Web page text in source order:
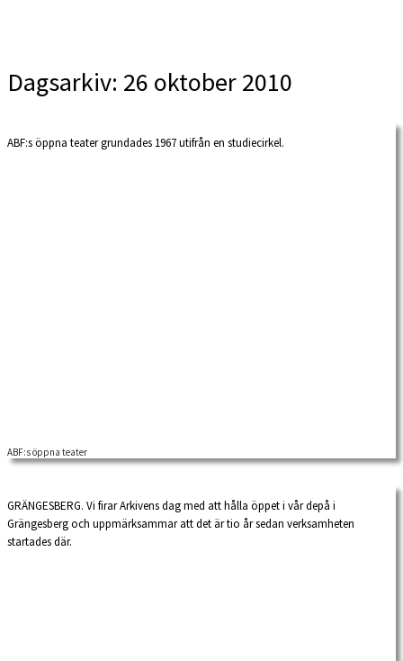
Dagsarkiv: 26 oktober 2010
ABF:s öppna teater grundades 1967 utifrån en studiecirkel.
ABF:s öppna teater
GRÄNGESBERG. Vi firar Arkivens dag med att hålla öppet i vår depå i
Grängesberg och uppmärksammar att det är tio år sedan verksamheten
startades där.